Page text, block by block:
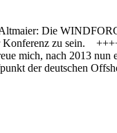
Die
Konferenz zu sein.
mich, nach 2013
der deutschen